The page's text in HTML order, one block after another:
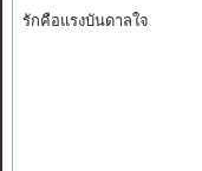
รักคือแรงบันดาลใจ